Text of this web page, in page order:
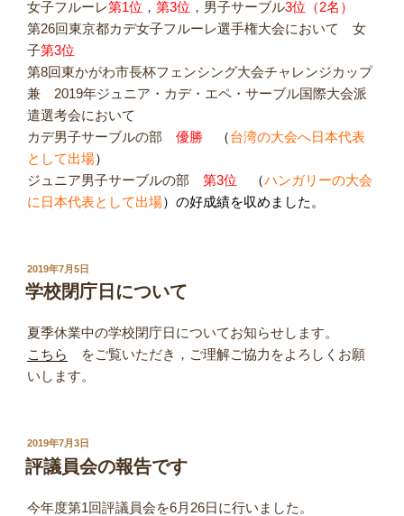
女子フルーレ第1位 ， 第3位 ，男子サーブル3位（2名）
第26回東京都カデ女子フルーレ選手権大会において 女
子第3位
第8回東かがわ市長杯フェンシング大会チャレンジカップ
兼 2019年ジュニア・カデ・エペ・サーブル国際大会派
遣選考会において
カデ男子サーブルの部 優勝 （台湾の大会へ日本代表
として出場）
ジュニア男子サーブルの部 第3位 （ハンガリーの大会
に日本代表として出場）の好成績を収めました。
投
稿
日:
2019年7月5日
学校閉庁日について
夏季休業中の学校閉庁日についてお知らせします。
こちら
をご覧いただき，ご理解ご協力をよろしくお願
いします。
投
稿
日:
2019年7月3日
評議員会の報告です
今年度第1回評議員会を6月26日に行いました。